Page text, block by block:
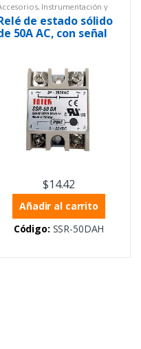
, Instrumentación y
Temperaturade estado sólido
50A AC, con señal
$14.42
Añadir al carrito
Código: SSR-50DAH